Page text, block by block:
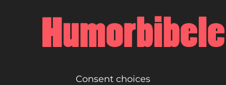
Consent choices